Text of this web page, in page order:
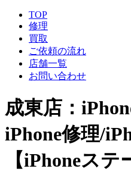
TOP
修理
買取
ご依頼の流れ
店舗一覧
お問い合わせ
成東店：
iPhone修理/
【iPhoneス